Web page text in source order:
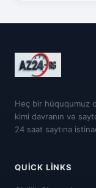
Heç bir hüququmuz
kimi davranın və
24 saat saytına
QUICK LINKS